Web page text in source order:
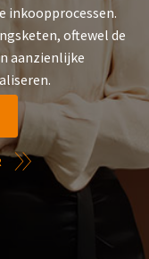
inkoopprocessen.
oftewel de
aanzienlijke